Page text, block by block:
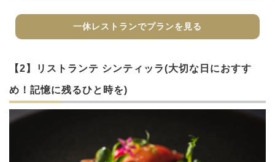
一休レストランでプランを見る
【2】リストランテ シンティッラ(大切な日におすす
め！記憶に残るひと時を)